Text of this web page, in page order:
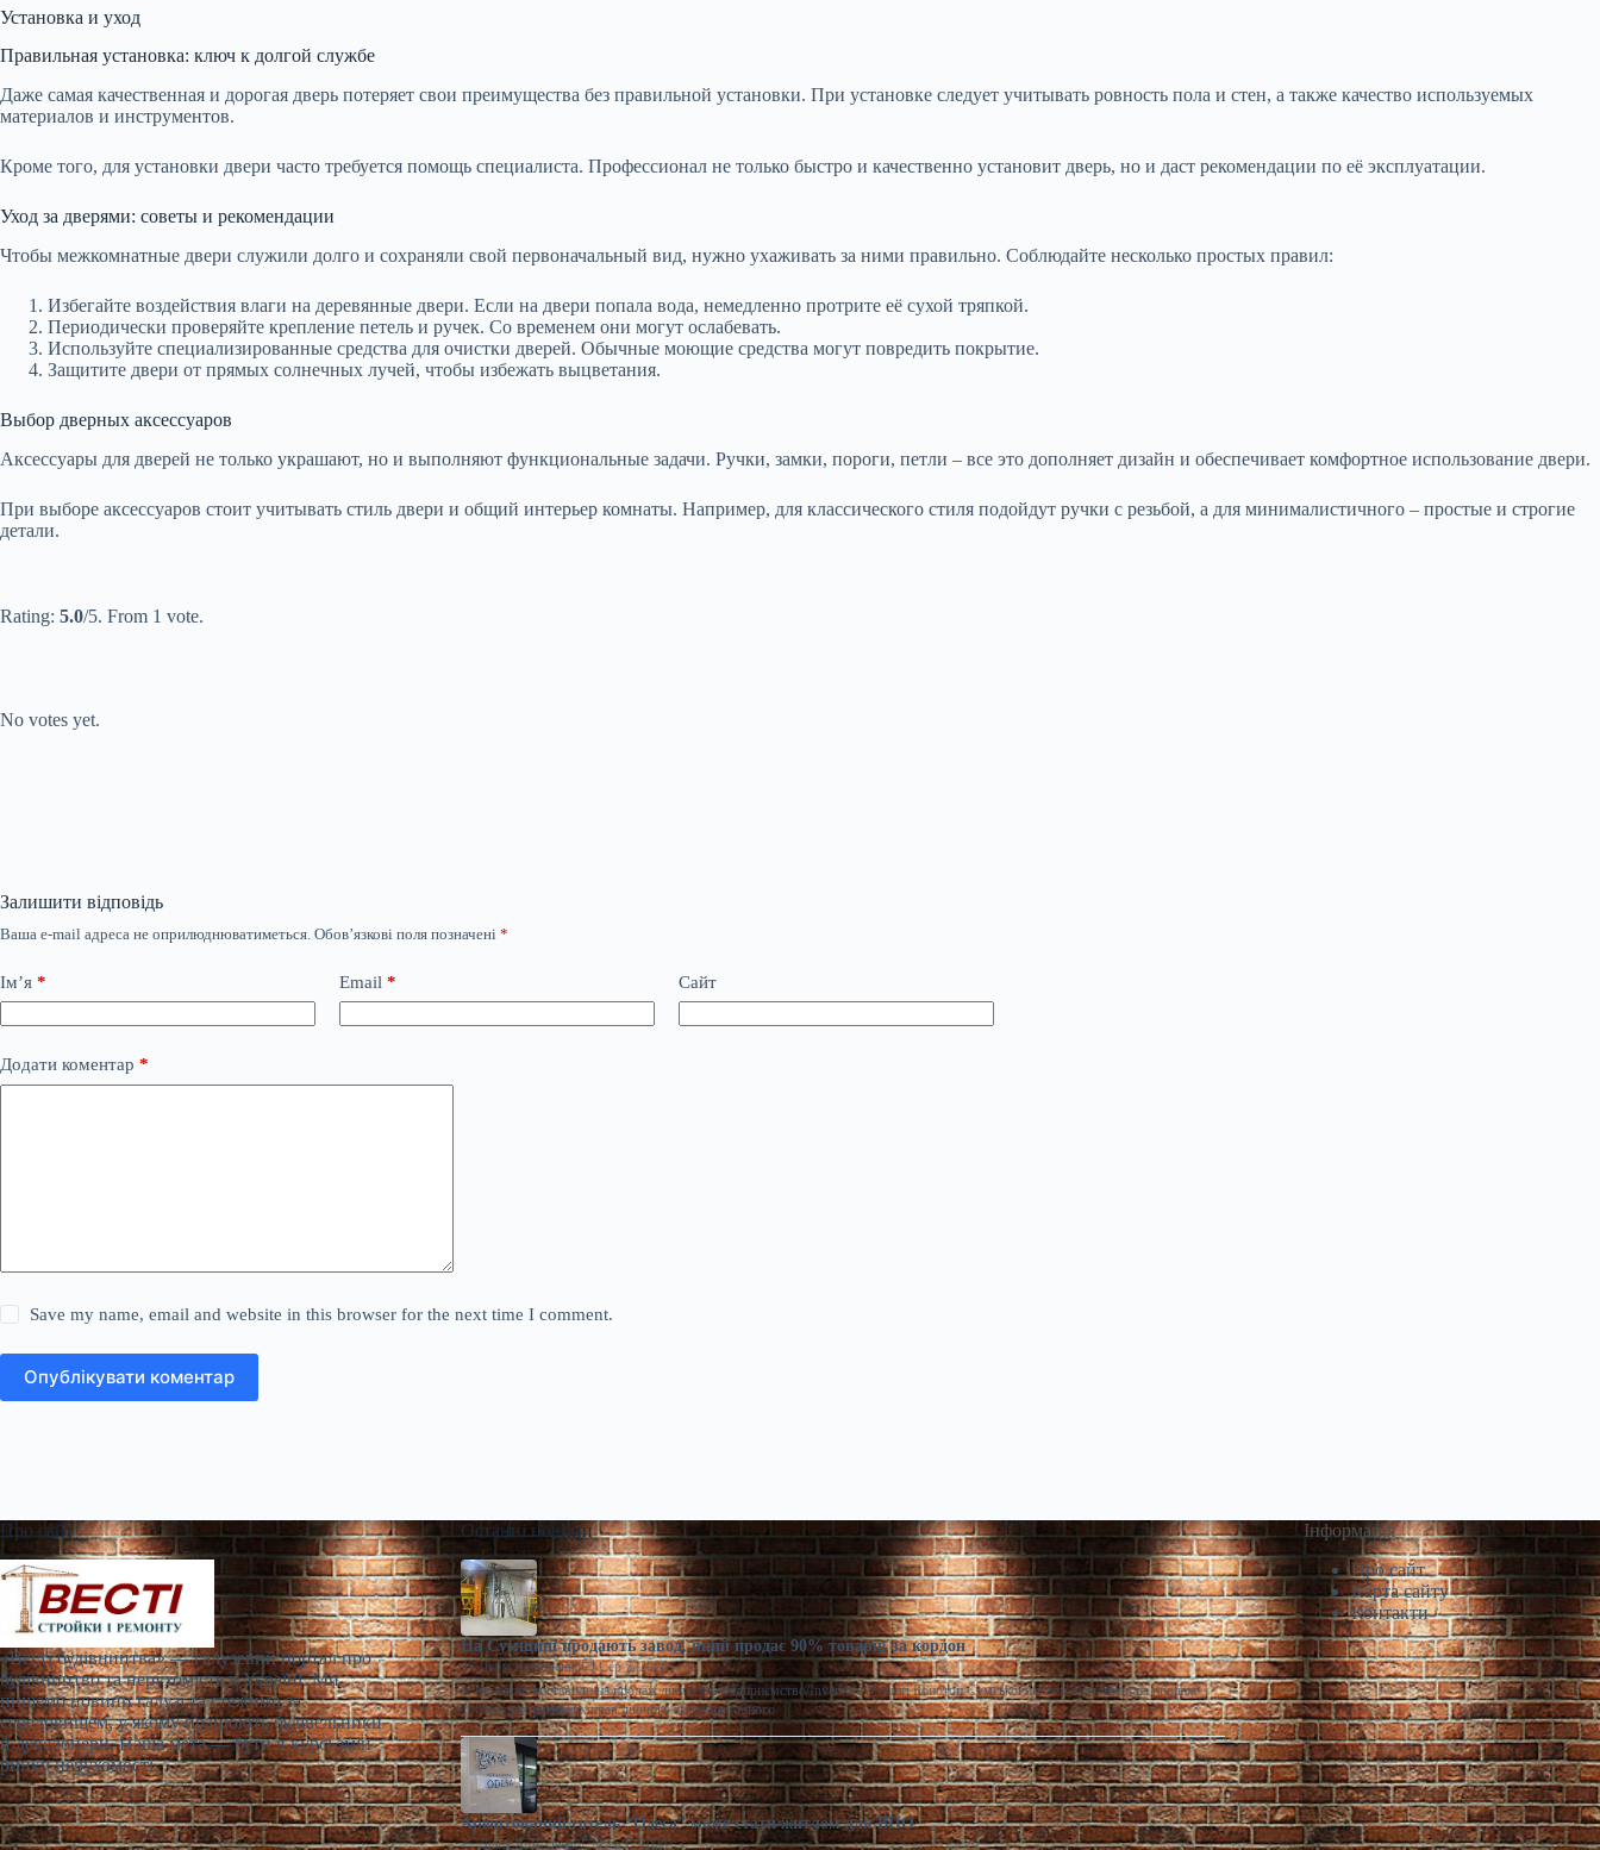
Установка и уход
Правильная установка: ключ к долгой службе
Даже самая качественная и дорогая дверь потеряет свои преимущества без правильной установки. При установке следует учитывать ровность пола и стен, а также качество используемых
материалов и инструментов.
Кроме того, для установки двери часто требуется помощь специалиста. Профессионал не только быстро и качественно установит дверь, но и даст рекомендации по её эксплуатации.
Уход за дверями: советы и рекомендации
Чтобы межкомнатные двери служили долго и сохраняли свой первоначальный вид, нужно ухаживать за ними правильно. Соблюдайте несколько простых правил:
Избегайте воздействия влаги на деревянные двери. Если на двери попала вода, немедленно протрите её сухой тряпкой.
Периодически проверяйте крепление петель и ручек. Со временем они могут ослабевать.
Используйте специализированные средства для очистки дверей. Обычные моющие средства могут повредить покрытие.
Защитите двери от прямых солнечных лучей, чтобы избежать выцветания.
Выбор дверных аксессуаров
Аксессуары для дверей не только украшают, но и выполняют функциональные задачи. Ручки, замки, пороги, петли – все это дополняет дизайн и обеспечивает комфортное использование двери.
При выборе аксессуаров стоит учитывать стиль двери и общий интерьер комнаты. Например, для классического стиля подойдут ручки с резьбой, а для минималистичного – простые и строгие
детали.
Rating: 5.0/5. From 1 vote.
No votes yet.
Залишити відповідь
Ваша e-mail адреса не оприлюднюватиметься. Обов’язкові поля позначені *
Ім’я * Email * Сайт
Додати коментар *
Save my name, email and website in this browser for the next time I comment.
Опублікувати коментар
Про сайт
«Весті будівництва» — галузевий портал про
будівництво та нерухомість в Україні. Ми
пишемо новини галузі та стежимо за
середовищем, у якому працюють будівельники
й девелопери. Наша мета — бути в курсі змін
ринку нерухомості.
Останні новини
На Сумщині продають завод, який продає 90% товарів за кордон
Діана Ярмоленко
Сер 7, 2026
У Конотопі виставили на продаж діюче агропідприємство/Inventure У місті Конотоп Сумської області виставили на продаж
100% корпоративних прав діючого агропереробного
Арештований готель “Одеса” може стати житлом для ВПО
Діана Ярмоленко Сер 7, 2026
Інформація
Про сайт
Карта сайту
Контакти